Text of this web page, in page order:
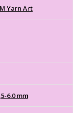
Yarn Art
6.0 mm